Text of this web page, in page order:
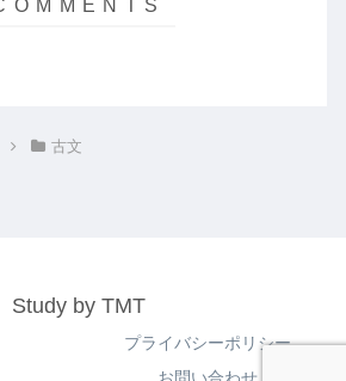
古文
Study by TMT
プライバシーポリシー